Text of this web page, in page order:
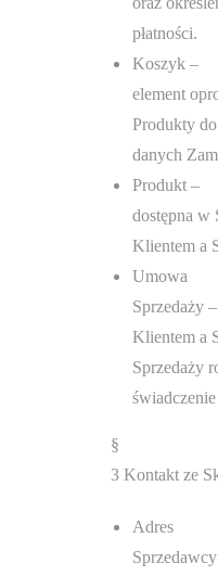
płatności.
Koszyk –
element
Produkty
danych
Produkt –
dostępna w
Klientem a
Umowa
Sprzedaży
Klientem a
Sprzedaży
§
3 Kontakt ze
Adres